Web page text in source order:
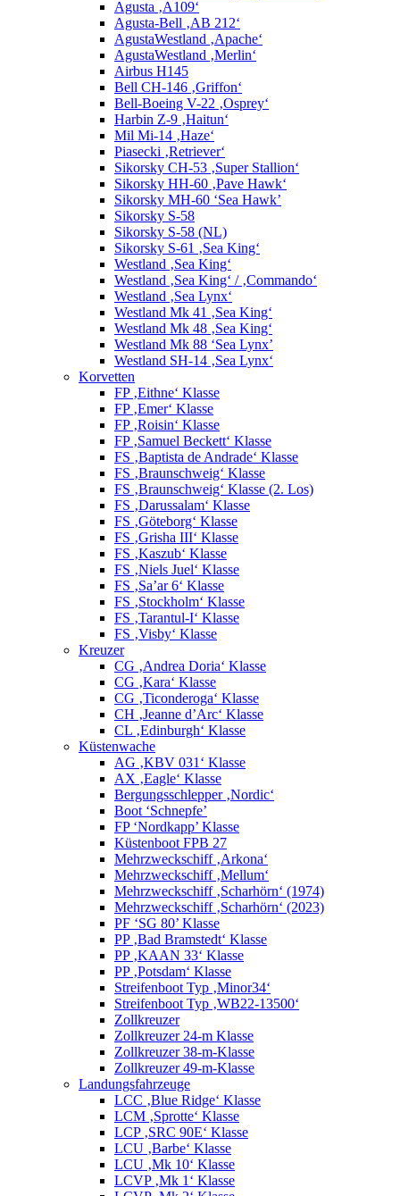
Agusta ‚A109‘
Agusta-Bell ‚AB 212‘
AgustaWestland ‚Apache‘
AgustaWestland ‚Merlin‘
Airbus H145
Bell CH-146 ‚Griffon‘
Bell-Boeing V-22 ‚Osprey‘
Harbin Z-9 ‚Haitun‘
Mil Mi-14 ‚Haze‘
Piasecki ‚Retriever‘
Sikorsky CH-53 ‚Super Stallion‘
Sikorsky HH-60 ‚Pave Hawk‘
Sikorsky MH-60 ‘Sea Hawk’
Sikorsky S-58
Sikorsky S-58 (NL)
Sikorsky S-61 ‚Sea King‘
Westland ‚Sea King‘
Westland ‚Sea King‘ / ‚Commando‘
Westland ‚Sea Lynx‘
Westland Mk 41 ‚Sea King‘
Westland Mk 48 ‚Sea King‘
Westland Mk 88 ‘Sea Lynx’
Westland SH-14 ‚Sea Lynx‘
Korvetten
FP ‚Eithne‘ Klasse
FP ‚Emer‘ Klasse
FP ‚Roisin‘ Klasse
FP ‚Samuel Beckett‘ Klasse
FS ‚Baptista de Andrade‘ Klasse
FS ‚Braunschweig‘ Klasse
FS ‚Braunschweig‘ Klasse (2. Los)
FS ‚Darussalam‘ Klasse
FS ‚Göteborg‘ Klasse
FS ‚Grisha III‘ Klasse
FS ‚Kaszub‘ Klasse
FS ‚Niels Juel‘ Klasse
FS ‚Sa’ar 6‘ Klasse
FS ‚Stockholm‘ Klasse
FS ‚Tarantul-I‘ Klasse
FS ‚Visby‘ Klasse
Kreuzer
CG ‚Andrea Doria‘ Klasse
CG ‚Kara‘ Klasse
CG ‚Ticonderoga‘ Klasse
CH ‚Jeanne d’Arc‘ Klasse
CL ‚Edinburgh‘ Klasse
Küstenwache
AG ‚KBV 031‘ Klasse
AX ‚Eagle‘ Klasse
Bergungsschlepper ‚Nordic‘
Boot ‘Schnepfe’
FP ‘Nordkapp’ Klasse
Küstenboot FPB 27
Mehrzweckschiff ‚Arkona‘
Mehrzweckschiff ‚Mellum‘
Mehrzweckschiff ‚Scharhörn‘ (1974)
Mehrzweckschiff ‚Scharhörn‘ (2023)
PF ‘SG 80’ Klasse
PP ‚Bad Bramstedt‘ Klasse
PP ‚KAAN 33‘ Klasse
PP ‚Potsdam‘ Klasse
Streifenboot Typ ‚Minor34‘
Streifenboot Typ ‚WB22-13500‘
Zollkreuzer
Zollkreuzer 24-m Klasse
Zollkreuzer 38-m-Klasse
Zollkreuzer 49-m-Klasse
Landungsfahrzeuge
LCC ‚Blue Ridge‘ Klasse
LCM ‚Sprotte‘ Klasse
LCP ‚SRC 90E‘ Klasse
LCU ‚Barbe‘ Klasse
LCU ‚Mk 10‘ Klasse
LCVP ‚Mk 1‘ Klasse